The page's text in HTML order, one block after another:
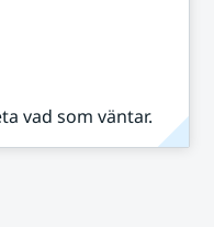
vad som väntar.